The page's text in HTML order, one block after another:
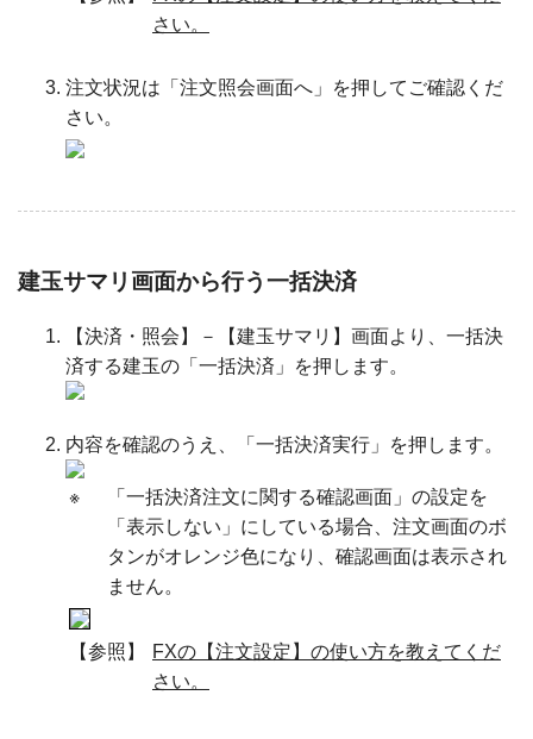
さい。
注文状況は「注文照会画面へ」を押してご確認くだ
さい。
建玉サマリ画面から行う一括決済
【決済・照会】－【建玉サマリ】画面より、一括決
済する建玉の「一括決済」を押します。
内容を確認のうえ、「一括決済実行」を押します。
※
「一括決済注文に関する確認画面」の設定を
「表示しない」にしている場合、注文画面のボ
タンがオレンジ色になり、確認画面は表示され
ません。
【参照】
FXの【注文設定】の使い方を教えてくだ
さい。